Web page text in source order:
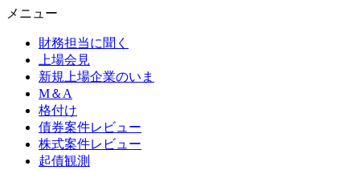
メニュー
財務担当に聞く
上場会見
新規上場企業のいま
M＆A
格付け
債券案件レビュー
株式案件レビュー
起債観測